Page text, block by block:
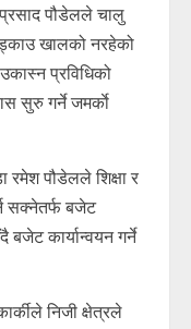
पौडेलले चालु
खालको नरहेको
प्रविधिको
सुरु गर्ने जमर्काे
रमेश पौडेलले शिक्षा र
सक्नेतर्फ बजेट
बजेट कार्यान्वयन गर्ने
निजी क्षेत्रले